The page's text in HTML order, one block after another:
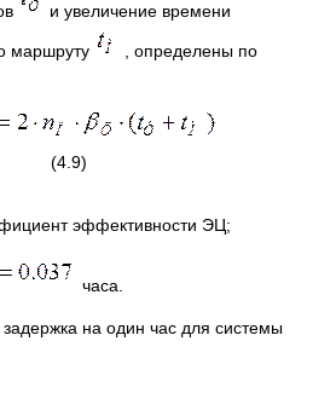
и увеличение времени
маршруту
, определены по
эффективности ЭЦ;
часа.
на один час для системы